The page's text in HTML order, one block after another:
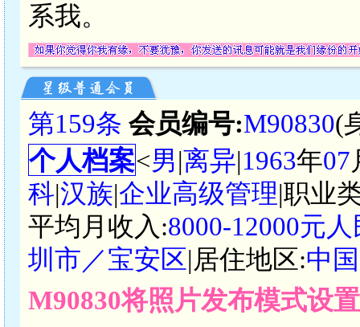
系我。
第159条 会员编号:M90830(
个人档案<男|离异|1963年07
科|汉族|企业高级管理|职业
平均月收入:8000-12000元
圳市／宝安区|居住地区:中
M90830将照片发布模式设